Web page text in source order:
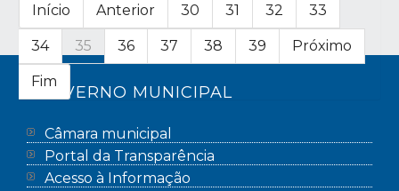
Início Anterior 30 31 32 33
34 35 36 37 38 39 Próximo
Fim
GOVERNO MUNICIPAL
Câmara municipal
Portal da Transparência
Acesso à Informação